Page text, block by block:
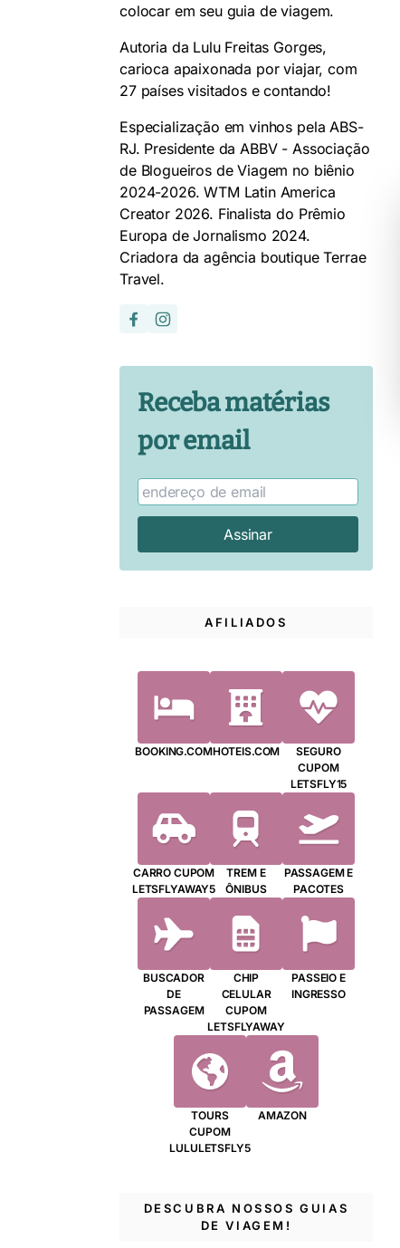
colocar em seu guia de viagem.
Autoria da Lulu Freitas Gorges,
carioca apaixonada por viajar, com
27 países visitados e contando!
Especialização em vinhos pela ABS-
RJ. Presidente da ABBV - Associação
de Blogueiros de Viagem no biênio
2024-2026. WTM Latin America
Creator 2026. Finalista do Prêmio
Europa de Jornalismo 2024.
Criadora da agência boutique Terrae
Travel.
Receba matérias
por email
AFILIADOS
BOOKING.COMHOTEIS.COM
SEGURO
CUPOM
LETSFLY15
CARRO CUPOM
LETSFLYAWAY5
TREM E
ÔNIBUS
PASSAGEM E
PACOTES
BUSCADOR
DE
PASSAGEM
CHIP
CELULAR
CUPOM
LETSFLYAWAY
PASSEIO E
INGRESSO
TOURS
CUPOM
LULULETSFLY5
AMAZON
DESCUBRA NOSSOS GUIAS
DE VIAGEM!